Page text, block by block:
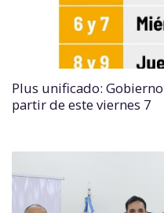
Plus unificado:
partir de este viernes 7